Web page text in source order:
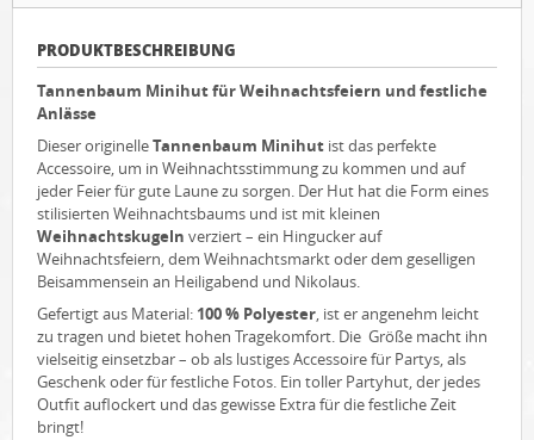
PRODUKTBESCHREIBUNG
Tannenbaum Minihut für Weihnachtsfeiern und festliche
Anlässe
Dieser originelleTannenbaum Minihut ist das perfekte
Accessoire, um in Weihnachtsstimmung zu kommen und auf
jeder Feier für gute Laune zu sorgen. Der Hut hat die Form eines
stilisierten Weihnachtsbaums und ist mit kleinen
Weihnachtskugeln verziert – ein Hingucker auf
Weihnachtsfeiern, dem Weihnachtsmarkt oder dem geselligen
Beisammensein an Heiligabend und Nikolaus.
Gefertigt aus Material: 100 % Polyester, ist er angenehm leicht
zu tragen und bietet hohen Tragekomfort. Die Größe macht ihn
vielseitig einsetzbar – ob als lustiges Accessoire für Partys, als
Geschenk oder für festliche Fotos. Ein toller Partyhut, der jedes
Outfit auflockert und das gewisse Extra für die festliche Zeit
bringt!